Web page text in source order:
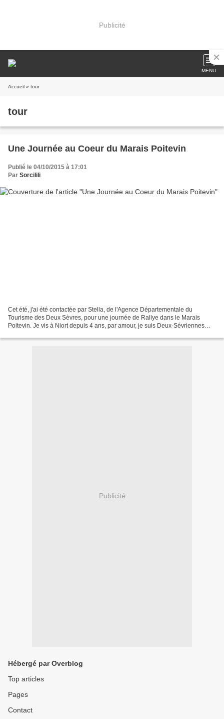
Publicité
MENU
Accueil » tour
tour
Une Journée au Coeur du Marais Poitevin
Publié le 04/10/2015 à 17:01
Par Sorcilili
Cet été, j'ai été contactée par Stella, de l'Agence Départementale du
Tourisme des Deux Sèvres, pour une journée de Rallye dans le Marais
Poitevin. Je vis à Niort depuis 4 ans, par amour, je suis Deux-Sévriennes
Publicité
Hébergé par Overblog
Top articles
Pages
Contact